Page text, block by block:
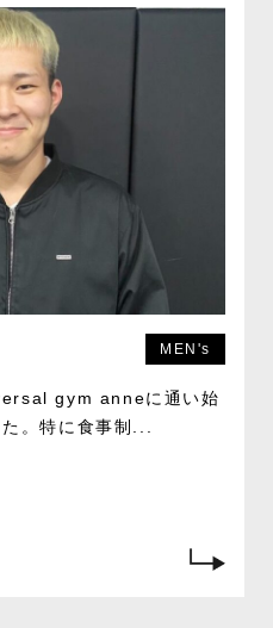
MEN's
gym anneに通い始
。特に食事制...